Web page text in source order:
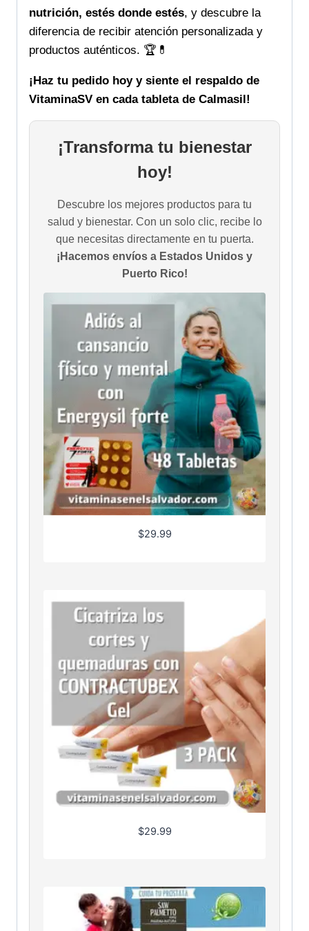
nutrición, estés donde estés, y descubre la
diferencia de recibir atención personalizada y
productos auténticos. 🏆💊
¡Haz tu pedido hoy y siente el respaldo de
VitaminaSV en cada tableta de Calmasil!
¡Transforma tu bienestar
hoy!
Descubre los mejores productos para tu
salud y bienestar. Con un solo clic, recibe lo
que necesitas directamente en tu puerta.
¡Hacemos envíos a Estados Unidos y
Puerto Rico!
$29.99
$29.99